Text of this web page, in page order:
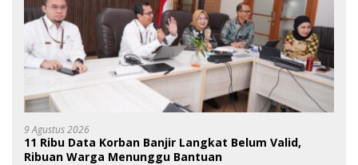
9 Agustus 2026
11 Ribu Data Korban Banjir Langkat Belum Valid,
Ribuan Warga Menunggu Bantuan